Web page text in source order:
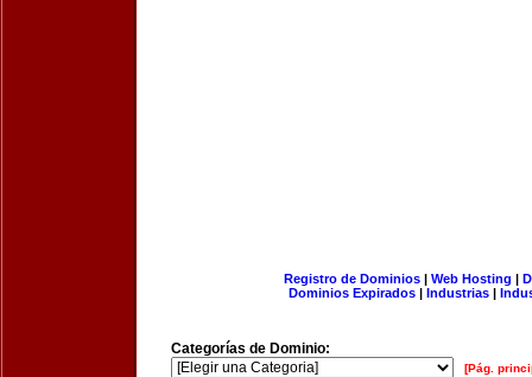
Registro de Dominios| Web Hosting |
Dominios Expirados | Industrias |
Categorías de Dominio:
[Pág.